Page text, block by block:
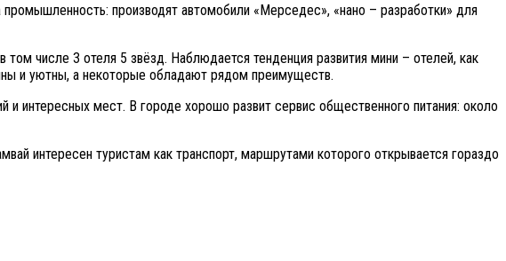
производят автомобили «Мерседес», «нано – разработки» для
числе 3 отеля 5 звёзд. Наблюдается тенденция развития мини – отелей, как
и уютны, а некоторые обладают рядом преимуществ.
интересных мест. В городе хорошо развит сервис общественного питания: около
интересен туристам как транспорт, маршрутами которого открывается гораздо